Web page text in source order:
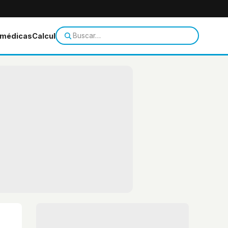
CalculadorasTemas de salud